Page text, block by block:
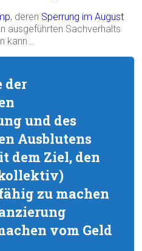
, deren Sperrung im August
ausgeführten Sachverhalts
kann…
der
und des
Ausblutens
dem Ziel, den
zu machen
vom Geld